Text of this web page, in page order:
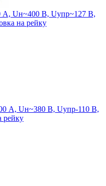
А, Uн~400 В, Uупр~127 В,
на рейку
А, Uн~380 В, Uупр-110 В,
рейку